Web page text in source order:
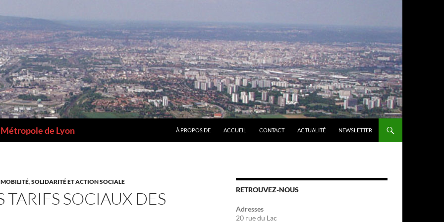
de Lyon À PROPOS DE ACCUEIL CONTACT ACTUALITÉ NEWSLETTER
MOBILITÉ,SOLIDARITÉ ET ACTION SOCIALE
TARIFS SOCIAUX DES
RETROUVEZ-NOUS
Adresses
20 rue du Lac